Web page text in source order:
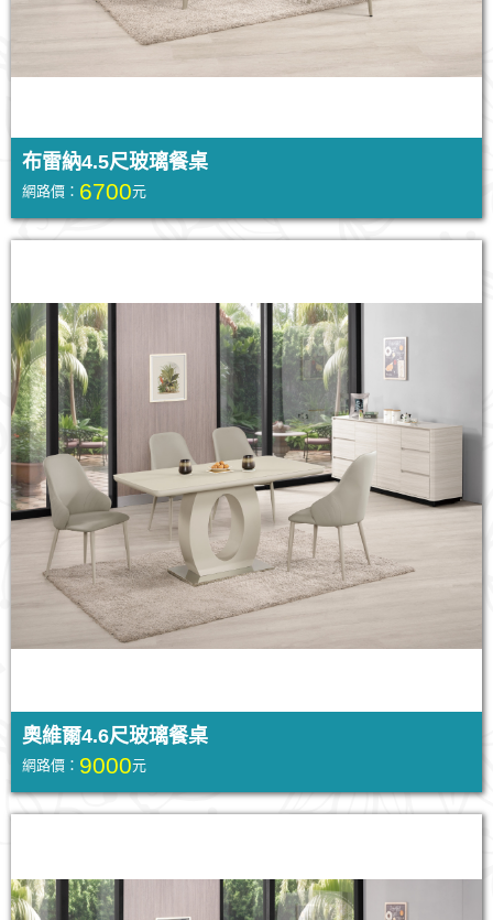
布雷納4.5尺玻璃餐桌
網路價： 6700元
奧維爾4.6尺玻璃餐桌
網路價： 9000元